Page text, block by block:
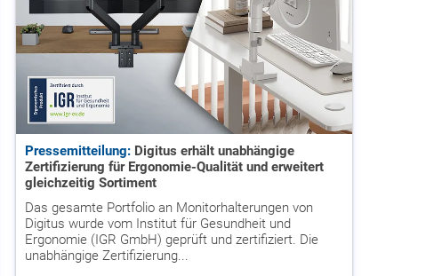
Pressemitteilung: Digitus erhält unabhängige
Zertifizierung für Ergonomie-Qualität und erweitert
gleichzeitig Sortiment
Das gesamte Portfolio an Monitorhalterungen von
Digitus wurde vom Institut für Gesundheit und
Ergonomie (IGR GmbH) geprüft und zertifiziert. Die
unabhängige Zertifizierung...